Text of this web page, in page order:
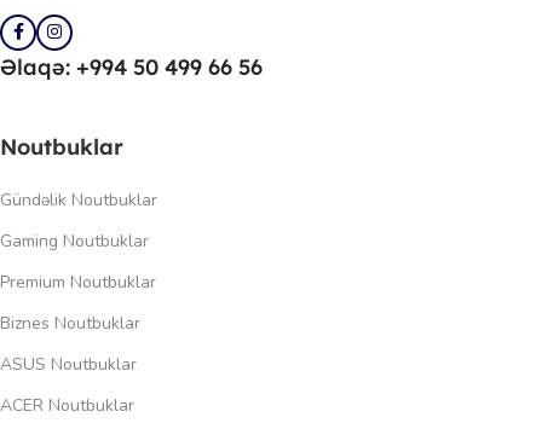
Əlaqə: +994 50 499 66 56
Noutbuklar
Gündəlik Noutbuklar
Gaming Noutbuklar
Premium Noutbuklar
Biznes Noutbuklar
ASUS Noutbuklar
ACER Noutbuklar